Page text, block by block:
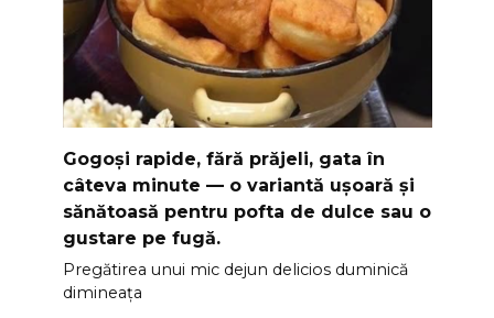
Gogoși rapide, fără prăjeli, gata în
câteva minute — o variantă ușoară și
sănătoasă pentru pofta de dulce sau o
gustare pe fugă.
Pregătirea unui mic dejun delicios duminică
dimineața